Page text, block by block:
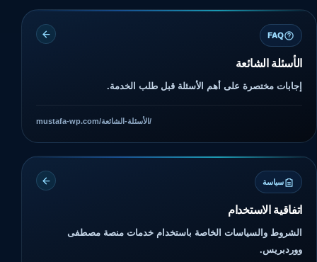
FAQ
الأسئلة الشائعة
إجابات مختصرة على أهم الأسئلة قبل طلب الخدمة.
mustafa-wp.com/الأسئلة-الشائعة/
سياسة
اتفاقية الاستخدام
الشروط والسياسات الخاصة باستخدام خدمات منصة مصطفى
ووردبريس.